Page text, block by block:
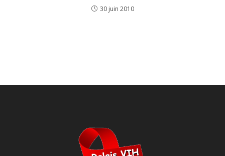
30 juin 2010